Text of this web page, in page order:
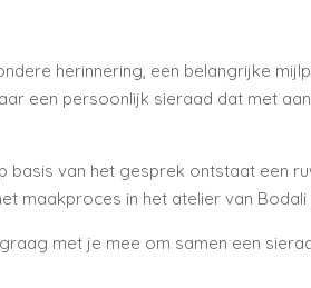
herinnering, een belangrijke
een persoonlijk sieraad dat met
van het gesprek ontstaat een
maakproces in het atelier van Bodali
met je mee om samen een